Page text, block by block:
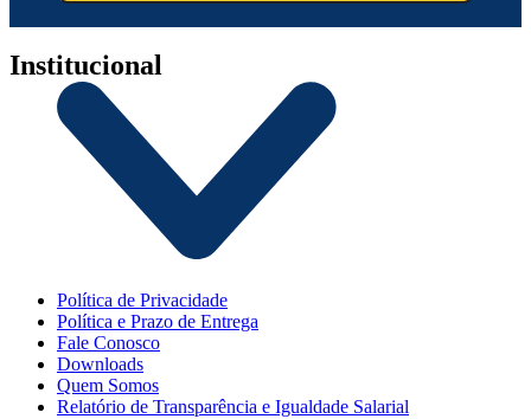
Institucional
Política de Privacidade
Política e Prazo de Entrega
Fale Conosco
Downloads
Quem Somos
Relatório de Transparência e Igualdade Salarial